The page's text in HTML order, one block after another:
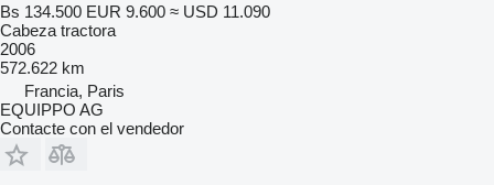
Bs 134.500 EUR 9.600 ≈ USD 11.090
Cabeza tractora
2006
572.622 km
Francia, Paris
EQUIPPO AG
Contacte con el vendedor